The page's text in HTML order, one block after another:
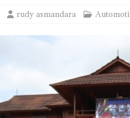
rudy asmandara